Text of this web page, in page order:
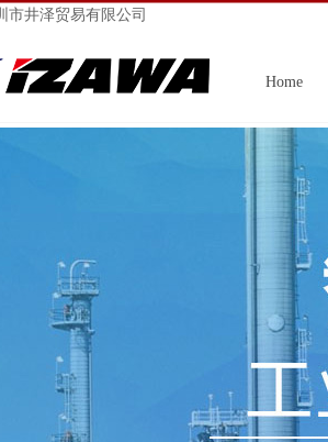
市井泽贸易有限公司
Home